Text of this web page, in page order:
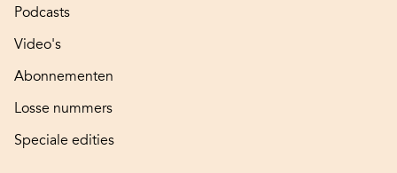
Podcasts
Video's
Abonnementen
Losse nummers
Speciale edities